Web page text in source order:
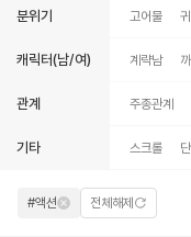
분위기 고어물
캐릭터(남/여) 계략남
관계 주종관계
기타 스크롤
#액션 전체해제